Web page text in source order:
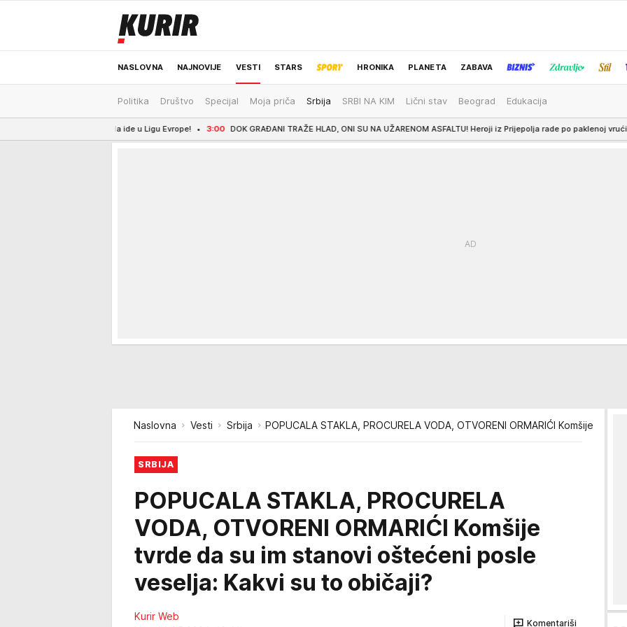
NASLOVNA NAJNOVIJE VESTI STARS HRONIKA PLANETA ZABAVA
ODRŽIVA BUDUĆNOST REGION NEWS IZBOR UREDNIKA
Politika Društvo Specijal Moja priča Srbija SRBI NA KIM Lični stav Beograd Edukacija
- sada ide u Ligu Evrope! 3:00 DOK GRAĐANI TRAŽE HLAD, ONI SU NA UŽARENOM ASFALTU! Heroji iz Prijepolja rade po paklenoj vrućini, građani
Naslovna Vesti Srbija POPUCALA STAKLA, PROCURELA VODA, OTVORENI ORMARIĆI Komšije
SRBIJA
POPUCALA STAKLA, PROCURELA
VODA, OTVORENI ORMARIĆI Komšije
tvrde da su im stanovi oštećeni posle
veselja: Kakvi su to običaji?
Kurir Web
Komentariši